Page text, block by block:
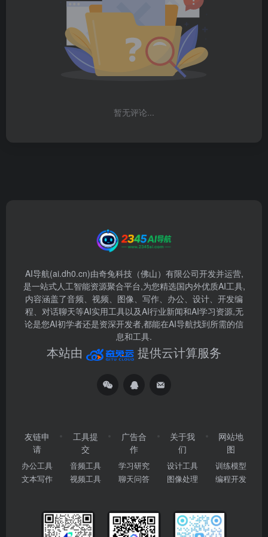
暂无评论...
AI导航(ai.dh0.cn)由奇兔科技（佛山）有限公司开发并运营,
是一站式人工智能资源聚合平台,为您精选国内外优质AI工具,
内容涵盖了音频、视频、图像、写作、办公、设计、开发编
程、对话聊天等AI实用工具以及AI行业新闻和AI学习资源,无
论是您AI初学者还是资深开发者,都能在AI导航找到所需的信
息和工具.
本站由 提供云计算服务
友链申
请
办公工具
文本写作
工具提
交
音频工具
视频工具
广告合
作
学习研究
聊天问答
关于我
们
设计工具
图像处理
网站地
图
训练模型
编程开发